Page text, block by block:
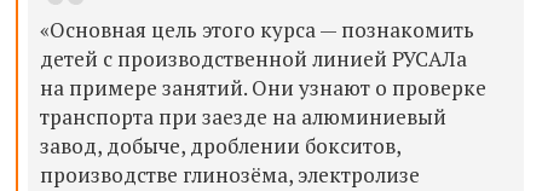
«Основная цель этого курса — познакомить
детей с производственной линией РУСАЛа
на примере занятий. Они узнают о проверке
транспорта при заезде на алюминиевый
завод, добыче, дроблении бокситов,
производстве глинозёма, электролизе